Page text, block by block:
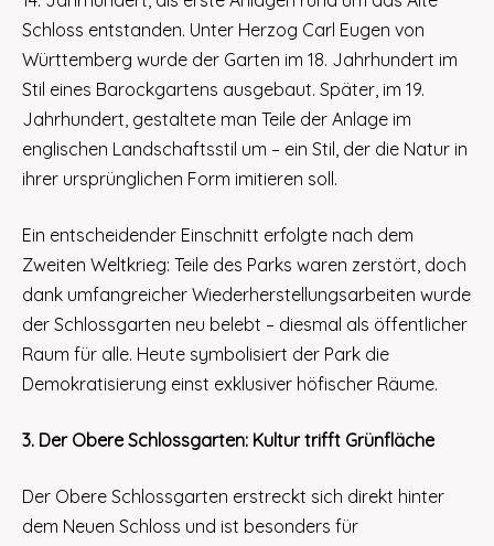
Schloss entstanden. Unter Herzog Carl Eugen von
Württemberg wurde der Garten im 18. Jahrhundert im
Stil eines Barockgartens ausgebaut. Später, im 19.
Jahrhundert, gestaltete man Teile der Anlage im
englischen Landschaftsstil um – ein Stil, der die Natur in
ihrer ursprünglichen Form imitieren soll.
Ein entscheidender Einschnitt erfolgte nach dem
Zweiten Weltkrieg: Teile des Parks waren zerstört, doch
dank umfangreicher Wiederherstellungsarbeiten wurde
der Schlossgarten neu belebt – diesmal als öffentlicher
Raum für alle. Heute symbolisiert der Park die
Demokratisierung einst exklusiver höfischer Räume.
3. Der Obere Schlossgarten: Kultur trifft Grünfläche
Der Obere Schlossgarten erstreckt sich direkt hinter
dem Neuen Schloss und ist besonders für